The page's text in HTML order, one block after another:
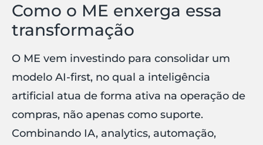
Como o ME enxerga essa
transformação
O ME vem investindo para consolidar um
modelo AI-first, no qual a inteligência
artificial atua de forma ativa na operação de
compras, não apenas como suporte.
Combinando IA, analytics, automação,